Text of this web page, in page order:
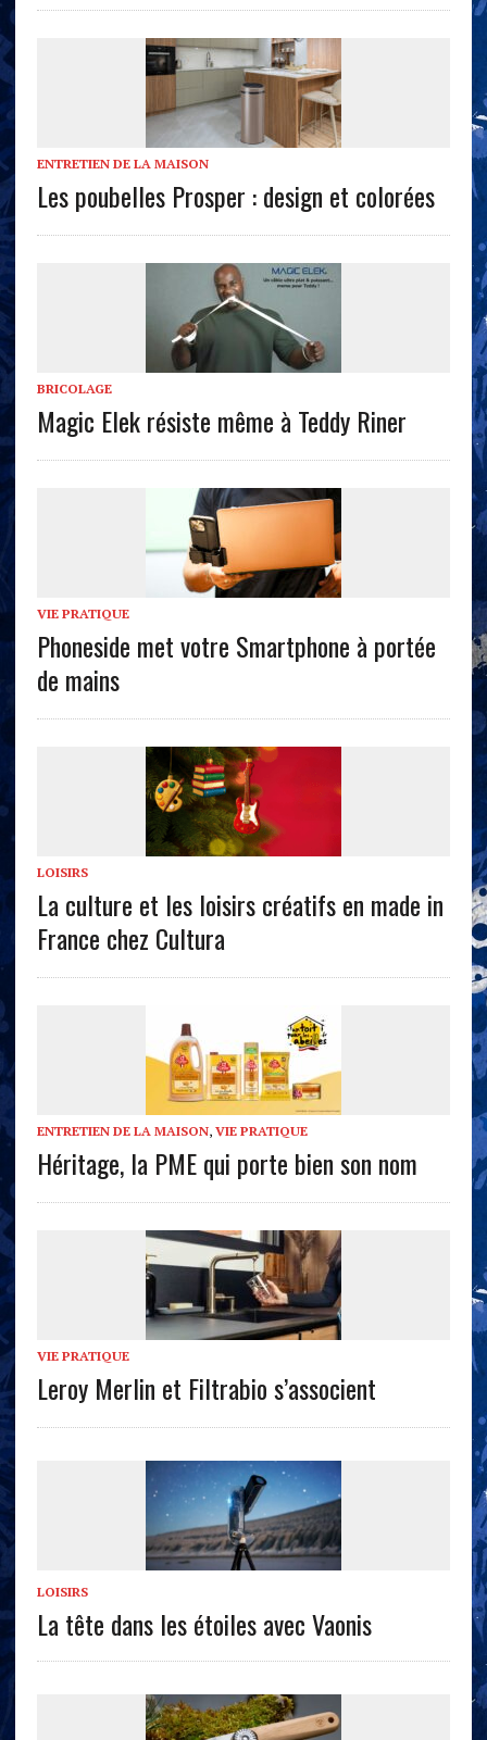
ENTRETIEN DE LA MAISON
Les poubelles Prosper : design et colorées
BRICOLAGE
Magic Elek résiste même à Teddy Riner
VIE PRATIQUE
Phoneside met votre Smartphone à portée
de mains
LOISIRS
La culture et les loisirs créatifs en made in
France chez Cultura
ENTRETIEN DE LA MAISON, VIE PRATIQUE
Héritage, la PME qui porte bien son nom
VIE PRATIQUE
Leroy Merlin et Filtrabio s’associent
LOISIRS
La tête dans les étoiles avec Vaonis